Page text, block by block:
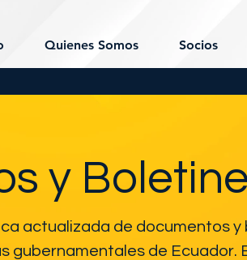
Quienes Somos Socios
y
actualizada de documentos y
gubernamentales de Ecuador.